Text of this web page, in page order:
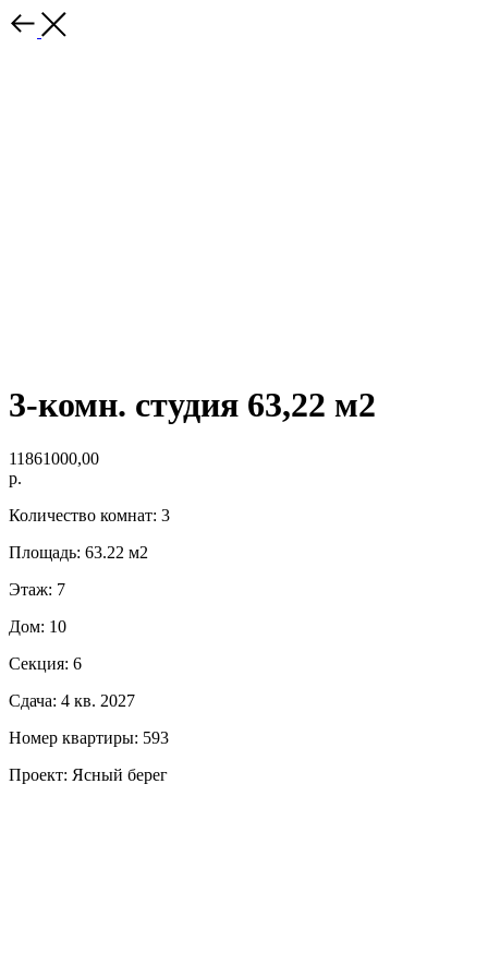
3-комн. студия 63,22 м2
11861000,00
р.
Количество комнат: 3
Площадь: 63.22 м2
Этаж: 7
Дом: 10
Секция: 6
Сдача: 4 кв. 2027
Номер квартиры: 593
Проект: Ясный берег